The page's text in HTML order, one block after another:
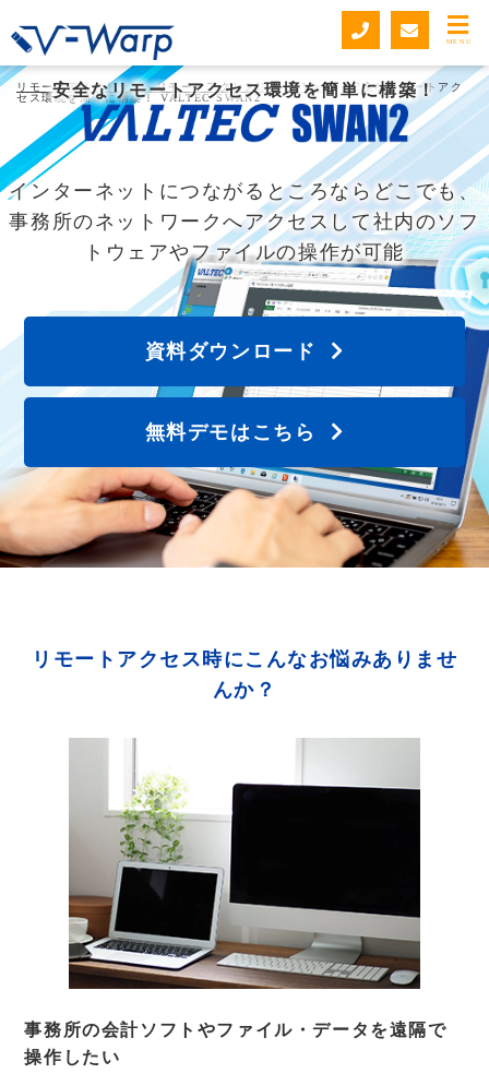
MENU
リモートデスクトップ・リモートアクセスUSB V-Warp>安全なリモートアク
セス環境を簡単に構築！ VALTEC SWAN2
安全なリモートアクセス環境を簡単に構築！
インターネットにつながるところならどこでも、
事務所のネットワークへアクセスして社内のソフ
トウェアやファイルの操作が可能
資料ダウンロード
無料デモはこちら
リモートアクセス時にこんなお悩みありませ
んか？
事務所の会計ソフトやファイル・データを遠隔で
操作したい